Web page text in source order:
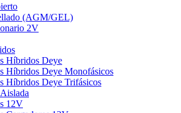
(AGM/GEL)
2V
Híbridos Deye
Híbridos Deye Monofásicos
Híbridos Deye Trifásicos
12V